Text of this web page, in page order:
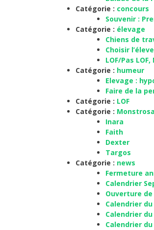
Catégorie : concours
Souvenir :
Catégorie : élevage
Chiens de
Choisir
LOF/Pas
Catégorie : humeur
Elevage :
Faire de la
Catégorie : LOF
Catégorie :
Inara
Faith
Dexter
Targos
Catégorie : news
Fermeture
Calendrier
Ouverture
Calendrier
Calendrier
Calendrier